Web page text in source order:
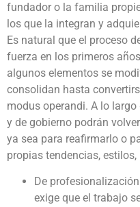
fundador o la familia
los que la integran y
Es natural que el proceso
fuerza en los primeros
algunos elementos se
consolidan hasta
modus operandi. A lo
y de gobierno podrán
ya sea para reafirmarlo o
propias tendencias,
De
exige que el trabajo